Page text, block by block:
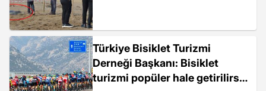
Türkiye Bisiklet Turizmi
Derneği Başkanı: Bisiklet
turizmi popüler hale getirilirse